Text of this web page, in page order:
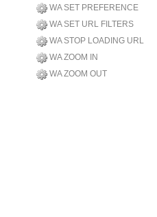
WA SET PREFERENCE
WA SET URL FILTERS
WA STOP LOADING URL
WA ZOOM IN
WA ZOOM OUT